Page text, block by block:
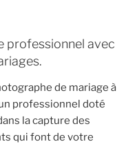
professionnel avec
de mariage à
professionnel doté
la capture des
qui font de votre